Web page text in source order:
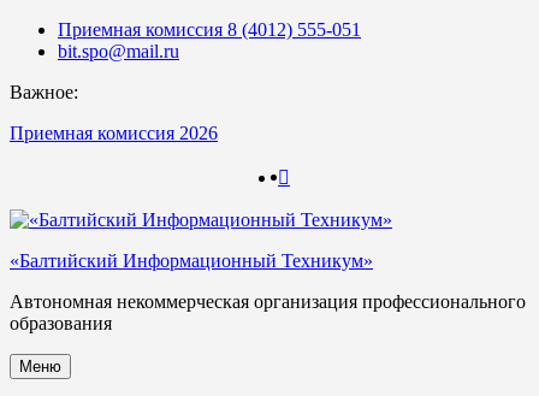
Skip
Приемная комиссия 8 (4012) 555-051
bit.spo@mail.ru
Важное:
Приемная комиссия 2026
«Балтийский Информационный Техникум»
Автономная некоммерческая организация профессионального
образования
Меню